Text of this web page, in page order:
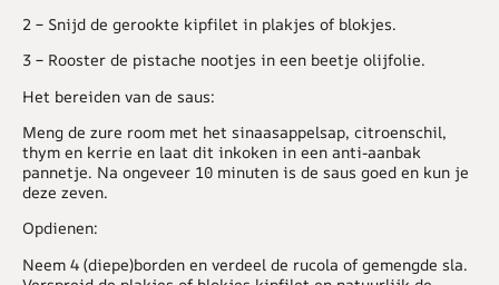
2 – Snijd de gerookte kipfilet in plakjes of blokjes.
3 – Rooster de pistache nootjes in een beetje olijfolie.
Het bereiden van de saus:
Meng de zure room met het sinaasappelsap, citroenschil,
thym en kerrie en laat dit inkoken in een anti-aanbak
pannetje. Na ongeveer 10 minuten is de saus goed en kun je
deze zeven.
Opdienen:
Neem 4 (diepe)borden en verdeel de rucola of gemengde sla.